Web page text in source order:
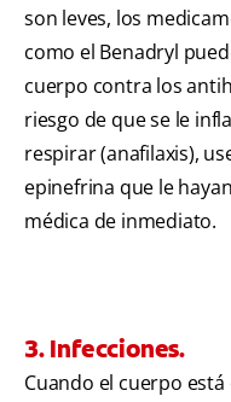
son leves, los
como el Benadryl
cuerpo contra los
riesgo de que se le
respirar (anafilaxis),
epinefrina que le
médica de inmediato.
3. Infecciones.
Cuando el cuerpo